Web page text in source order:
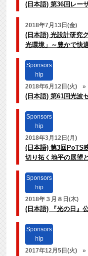
(日本語) 第36回レー
2018年7月13日(金)
(日本語) 光設計研究
光環境」～豊かで快
Sponsors
hip
2018年6月12日(火)
»
(日本語) 第61回光波
Sponsors
hip
2018年3月12日(月)
(日本語) 第3回PoTS
切り拓く地平の展望
Sponsors
hip
2018年３月８日(木)
(日本語) 『光の日』
Sponsors
hip
2017年12月5日(火)
»